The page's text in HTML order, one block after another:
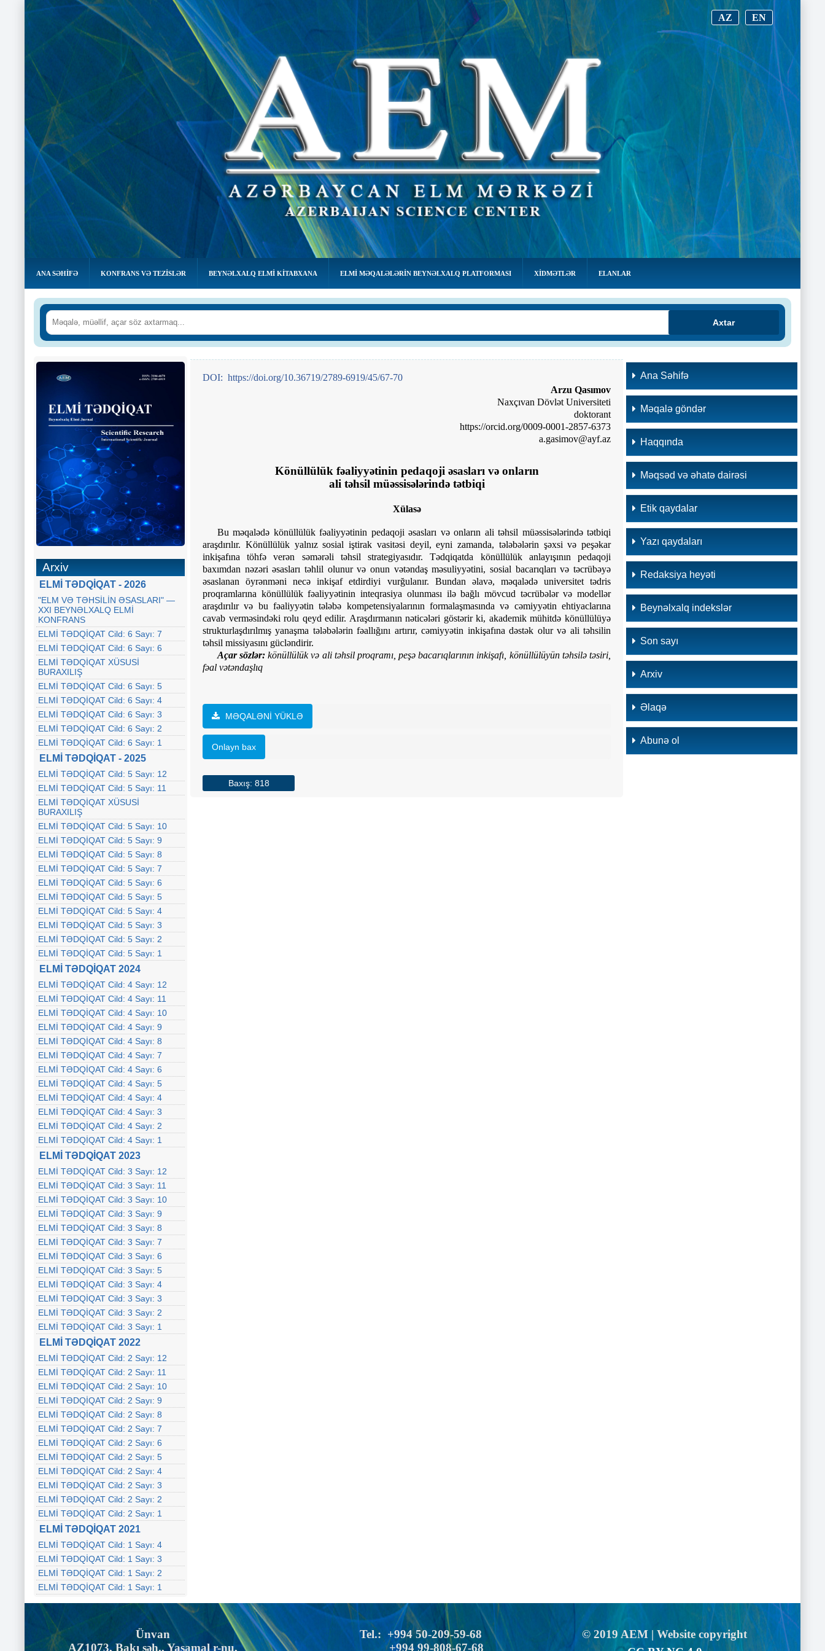
AZ EN
ANA SƏHIFƏ KONFRANS VƏ TEZİSLƏR BEYNƏLXALQ ELMİ KİTABXANA ELMI MƏQALƏLƏRIN BEYNƏLXALQ PLATFORMASI XIDMƏTLƏR ELANLAR
Axtar
Arxiv
ELMİ TƏDQİQAT - 2026
"ELM VƏ TƏHSİLİN ƏSASLARI" —
XXI BEYNƏLXALQ ELMİ
KONFRANS
ELMİ TƏDQİQAT Cild: 6 Sayı: 7
ELMİ TƏDQİQAT Cild: 6 Sayı: 6
ELMİ TƏDQİQAT XÜSUSİ
BURAXILIŞ
ELMİ TƏDQİQAT Cild: 6 Sayı: 5
ELMİ TƏDQİQAT Cild: 6 Sayı: 4
ELMİ TƏDQİQAT Cild: 6 Sayı: 3
ELMİ TƏDQİQAT Cild: 6 Sayı: 2
ELMİ TƏDQİQAT Cild: 6 Sayı: 1
ELMİ TƏDQİQAT - 2025
ELMİ TƏDQİQAT Cild: 5 Sayı: 12
ELMİ TƏDQİQAT Cild: 5 Sayı: 11
ELMİ TƏDQİQAT XÜSUSİ
BURAXILIŞ
ELMİ TƏDQİQAT Cild: 5 Sayı: 10
ELMİ TƏDQİQAT Cild: 5 Sayı: 9
ELMİ TƏDQİQAT Cild: 5 Sayı: 8
ELMİ TƏDQİQAT Cild: 5 Sayı: 7
ELMİ TƏDQİQAT Cild: 5 Sayı: 6
ELMİ TƏDQİQAT Cild: 5 Sayı: 5
ELMİ TƏDQİQAT Cild: 5 Sayı: 4
ELMİ TƏDQİQAT Cild: 5 Sayı: 3
ELMİ TƏDQİQAT Cild: 5 Sayı: 2
ELMİ TƏDQİQAT Cild: 5 Sayı: 1
ELMİ TƏDQİQAT 2024
ELMİ TƏDQİQAT Cild: 4 Sayı: 12
ELMİ TƏDQİQAT Cild: 4 Sayı: 11
ELMİ TƏDQİQAT Cild: 4 Sayı: 10
ELMİ TƏDQİQAT Cild: 4 Sayı: 9
ELMİ TƏDQİQAT Cild: 4 Sayı: 8
ELMİ TƏDQİQAT Cild: 4 Sayı: 7
ELMİ TƏDQİQAT Cild: 4 Sayı: 6
ELMİ TƏDQİQAT Cild: 4 Sayı: 5
ELMİ TƏDQİQAT Cild: 4 Sayı: 4
ELMİ TƏDQİQAT Cild: 4 Sayı: 3
ELMİ TƏDQİQAT Cild: 4 Sayı: 2
ELMİ TƏDQİQAT Cild: 4 Sayı: 1
ELMİ TƏDQİQAT 2023
ELMİ TƏDQİQAT Cild: 3 Sayı: 12
ELMİ TƏDQİQAT Cild: 3 Sayı: 11
ELMİ TƏDQİQAT Cild: 3 Sayı: 10
ELMİ TƏDQİQAT Cild: 3 Sayı: 9
ELMİ TƏDQİQAT Cild: 3 Sayı: 8
ELMİ TƏDQİQAT Cild: 3 Sayı: 7
ELMİ TƏDQİQAT Cild: 3 Sayı: 6
ELMİ TƏDQİQAT Cild: 3 Sayı: 5
ELMİ TƏDQİQAT Cild: 3 Sayı: 4
ELMİ TƏDQİQAT Cild: 3 Sayı: 3
ELMİ TƏDQİQAT Cild: 3 Sayı: 2
ELMİ TƏDQİQAT Cild: 3 Sayı: 1
ELMİ TƏDQİQAT 2022
ELMİ TƏDQİQAT Cild: 2 Sayı: 12
ELMİ TƏDQİQAT Cild: 2 Sayı: 11
ELMİ TƏDQİQAT Cild: 2 Sayı: 10
ELMİ TƏDQİQAT Cild: 2 Sayı: 9
ELMİ TƏDQİQAT Cild: 2 Sayı: 8
ELMİ TƏDQİQAT Cild: 2 Sayı: 7
ELMİ TƏDQİQAT Cild: 2 Sayı: 6
ELMİ TƏDQİQAT Cild: 2 Sayı: 5
ELMİ TƏDQİQAT Cild: 2 Sayı: 4
ELMİ TƏDQİQAT Cild: 2 Sayı: 3
ELMİ TƏDQİQAT Cild: 2 Sayı: 2
ELMİ TƏDQİQAT Cild: 2 Sayı: 1
ELMİ TƏDQİQAT 2021
ELMİ TƏDQİQAT Cild: 1 Sayı: 4
ELMİ TƏDQİQAT Cild: 1 Sayı: 3
ELMİ TƏDQİQAT Cild: 1 Sayı: 2
ELMİ TƏDQİQAT Cild: 1 Sayı: 1
DOI: https://doi.org/10.36719/2789-6919/45/67-70
Arzu Qasımov
Naxçıvan Dövlət Universiteti
doktorant
https://orcid.org/0009-0001-2857-6373
a.gasimov@ayf.az
Könüllülük fəaliyyətinin pedaqoji əsasları və onların
ali təhsil müəssisələrində tətbiqi
Xülasə
Bu məqalədə könüllülük fəaliyyətinin pedaqoji əsasları və onların ali təhsil müəssisələrində tətbiqi
araşdırılır. Könüllülük yalnız sosial iştirak vasitəsi deyil, eyni zamanda, tələbələrin şəxsi və peşəkar
inkişafına töhfə verən səmərəli təhsil strategiyasıdır. Tədqiqatda könüllülük anlayışının pedaqoji
baxımdan nəzəri əsasları təhlil olunur və onun vətəndaş məsuliyyətini, sosial bacarıqları və təcrübəyə
əsaslanan öyrənməni necə inkişaf etdirdiyi vurğulanır. Bundan əlavə, məqalədə universitet tədris
proqramlarına könüllülük fəaliyyətinin inteqrasiya olunması ilə bağlı mövcud təcrübələr və modellər
araşdırılır və bu fəaliyyətin tələbə kompetensiyalarının formalaşmasında və cəmiyyətin ehtiyaclarına
cavab verməsindəki rolu qeyd edilir. Araşdırmanın nəticələri göstərir ki, akademik mühitdə könüllülüyə
strukturlaşdırılmış yanaşma tələbələrin fəallığını artırır, cəmiyyətin inkişafına dəstək olur və ali təhsilin
təhsil missiyasını gücləndirir.
Açar sözlər:könüllülük və ali təhsil proqramı, peşə bacarıqlarının inkişafı, könüllülüyün təhsilə təsiri,
fəal vətəndaşlıq
MƏQALƏNİ YÜKLƏ
Onlayn bax
Baxış: 818
Ana Səhifə
Məqalə göndər
Haqqında
Məqsəd və əhatə dairəsi
Etik qaydalar
Yazı qaydaları
Redaksiya heyəti
Beynəlxalq indekslər
Son sayı
Arxiv
Əlaqə
Abunə ol
Ünvan
AZ1073, Bakı şəh., Yasamal r-nu,
Tel.: +994 50-209-59-68
+994 99-808-67-68
© 2019 AEM | Website copyright